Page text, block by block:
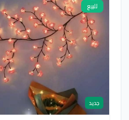
للبيع
جديد